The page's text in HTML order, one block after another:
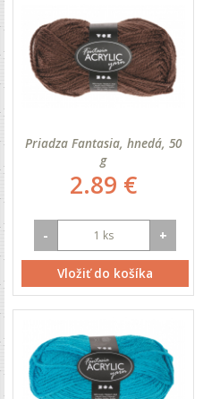
Priadza Fantasia, hnedá, 50
g
2.89 €
- +
Vložiť do košíka